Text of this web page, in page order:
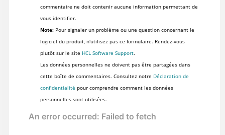
commentaire ne doit contenir aucune information permettant de
vous identifier.
Note:Pour signaler un problème ou une question concernant le
logiciel du produit, n'utilisez pas ce formulaire. Rendez-vous
plutôt sur le site HCL Software Support.
Les données personnelles ne doivent pas être partagées dans
cette boîte de commentaires. Consultez notre Déclaration de
confidentialité pour comprendre comment les données
personnelles sont utilisées.